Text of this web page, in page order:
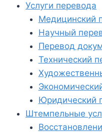
Услуги перевода
Медицинский
Научный
Перевод
Технический
Юридический
Штемпельные